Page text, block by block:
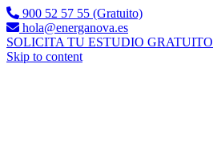
900 52 57 55 (Gratuito)
hola@energanova.es
SOLICITA TU ESTUDIO GRATUITO
Skip to content